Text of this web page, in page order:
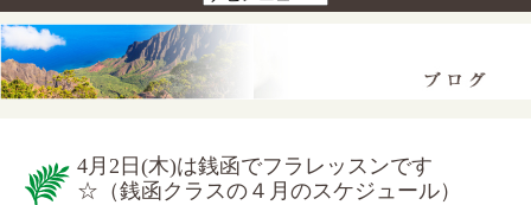
4月2日(木)は銭函でフラレッスンです
☆（銭函クラスの４月のスケジュール）